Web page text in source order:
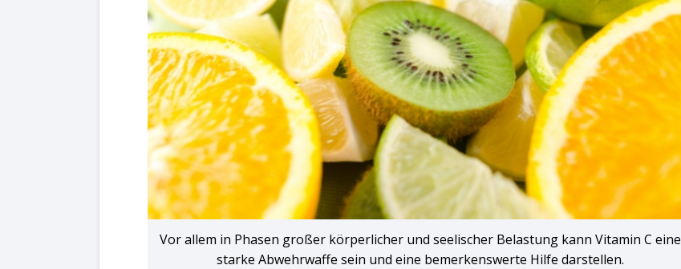
Vor allem in Phasen großer körperlicher und seelischer Belastung kann Vitamin C eine
starke Abwehrwaffe sein und eine bemerkenswerte Hilfe darstellen.